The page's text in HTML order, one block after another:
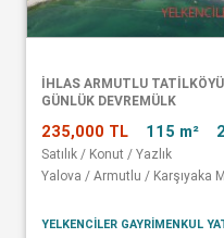
İHLAS ARMUTLU
GÜNLÜK DEVREMÜLK
235,000 TL 115 m²
Satılık / Konut / Yazlık
Yalova / Armutlu / Karşıyaka
YELKENCİLER GAYRİMENKUL